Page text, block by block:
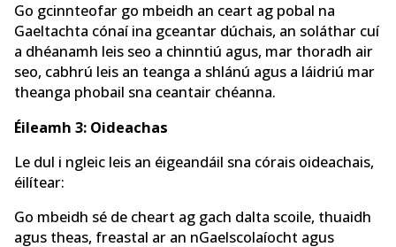
Go gcinnteofar go mbeidh an ceart ag pobal na
Gaeltachta cónaí ina gceantar dúchais, an soláthar cuí
a dhéanamh leis seo a chinntiú agus, mar thoradh air
seo, cabhrú leis an teanga a shlánú agus a láidriú mar
theanga phobail sna ceantair chéanna.
Éileamh 3: Oideachas
Le dul i ngleic leis an éigeandáil sna córais oideachais,
éilítear:
Go mbeidh sé de cheart ag gach dalta scoile, thuaidh
agus theas, freastal ar an nGaelscolaíocht agus